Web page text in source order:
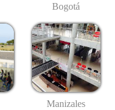
Bogotá
Manizales